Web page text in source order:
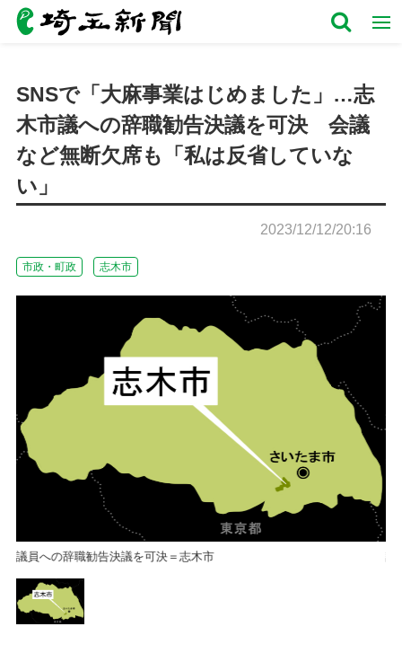
SNSで「大麻事業はじめました」…志
木市議への辞職勧告決議を可決 会議
など無断欠席も「私は反省していな
い」
2023/12/12/20:16
市政・町政 志木市
議員への辞職勧告決議を可決＝志木市